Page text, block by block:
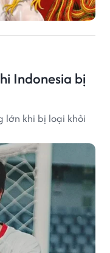
Indonesia bị
lớn khi bị loại khỏi